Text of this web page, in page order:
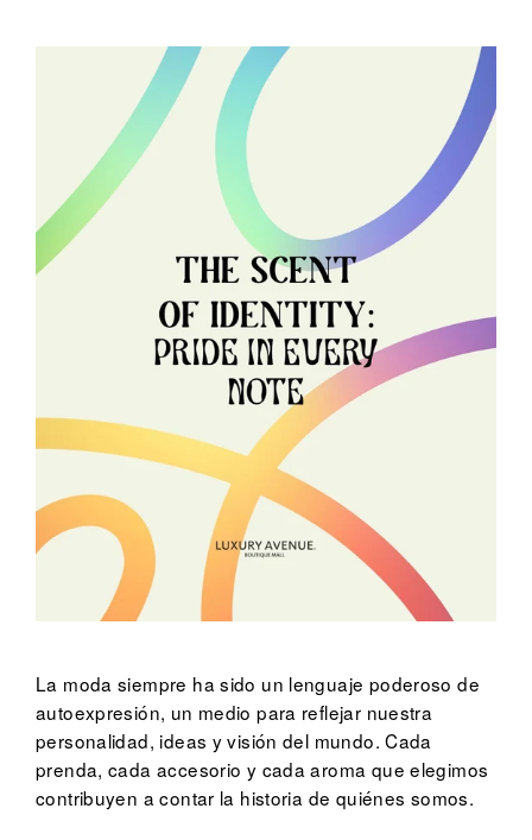
La moda siempre ha sido un lenguaje poderoso de
autoexpresión, un medio para reflejar nuestra
personalidad, ideas y visión del mundo. Cada
prenda, cada accesorio y cada aroma que elegimos
contribuyen a contar la historia de quiénes somos.